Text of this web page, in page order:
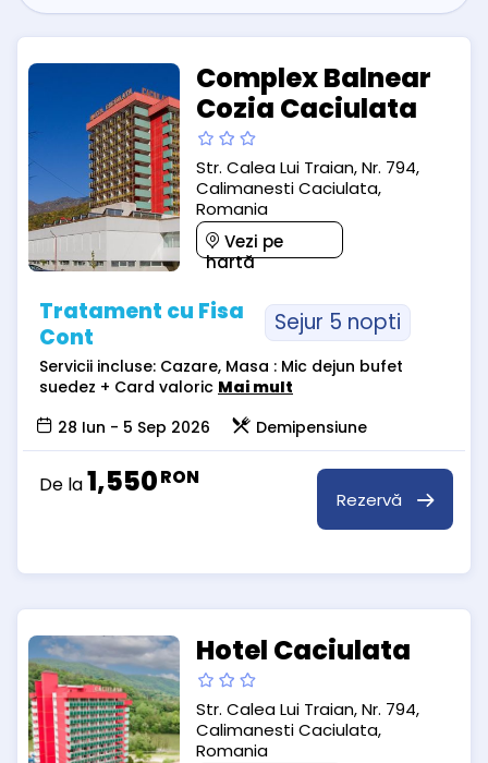
Complex Balnear
Cozia Caciulata
Str. Calea Lui Traian, Nr. 794,
Calimanesti Caciulata,
Romania
Vezi pe
hartă
Tratament cu Fisa
Cont
Sejur 5 nopti
Servicii incluse: Cazare, Masa : Mic dejun bufet
suedez + Card valoric Mai mult
28 Iun - 5 Sep 2026
Demipensiune
De la1,550RON
Rezervă
Hotel Caciulata
Str. Calea Lui Traian, Nr. 794,
Calimanesti Caciulata,
Romania